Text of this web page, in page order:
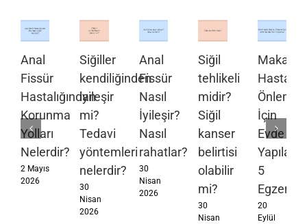
Anal
Fissür
Hastalığından
Korunma
Yolları
Nelerdir?
2 Mayıs
2026
Siğiller
kendiliğinden
iyileşir
mi?
Tedavi
yöntemleri
nelerdir?
30
Nisan
2026
Anal
Fissür
Nasıl
İyileşir?
Nasıl
rahatlar?
30
Nisan
2026
Siğil
tehlikeli
midir?
Siğil
kanser
belirtisi
olabilir
mi?
30
Nisan
Makat
Önlemek
İçin
Evde
5
Egzersiz
20
Eylül